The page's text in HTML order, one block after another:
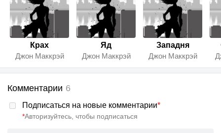
Крах
Джон Маккрэй
Яд
Джон Маккрэй
Западня
Джон Маккрэй
Комментарии 6
Подписаться на новые комментарии*
*Авторизуйтесь, чтобы подписаться